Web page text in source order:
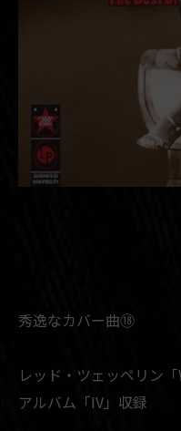
秀逸なカバー曲⑱
レッド・ツェッペリン
アルバム「IV」収録